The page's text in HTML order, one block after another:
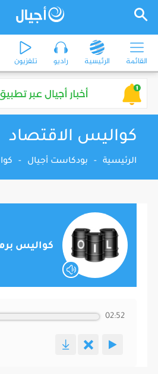
القائمة الرئيسية راديو تلفزيون
كواليس الاقتصاد
الرئيسية - بودكاست أجيال -
كواليس
02:52